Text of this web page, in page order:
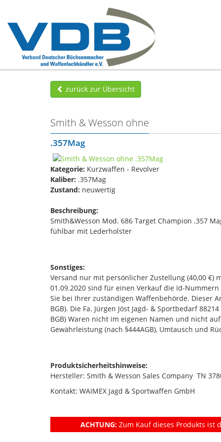
zurück zur Übersicht
Smith & Wesson ohne
.357Mag
Kategorie: Kurzwaffen - Revolver
Kaliber: .357Mag
Zustand: neuwertig
Beschreibung:
Smith&Wesson Mod. 686 Target Champion .357
fühlbar mit Lederholster
Sonstiges:
Versand nur mit persönlicher Zustellung (40,00 €)
01.09.2020 sind für einen Verkauf die Id-
Sie bei Ihrer zuständigen Waffenbehörde. Dieser
BGB). Die Fa. Jürgen Jöst Jagd- & Sportbedarf
BGB) Waren nicht im eigenen Namen und nicht
Gewährleistung (nach §444AGB), Umtausch und
Produktsicherheitshinweise:
Hersteller: Smith & Wesson Sales Company TN
Kontakt: WAIMEX Jagd & Sportwaffen GmbH
ACHTUNG: Zum Kauf dieses Produkts ist